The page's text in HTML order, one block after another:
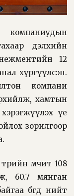
дэлхийн
12
хүргүүлсэн.
компани
хамтын
үе
зорилгоор
өмчит 108
60.7 мянган
бөгөөд нийт